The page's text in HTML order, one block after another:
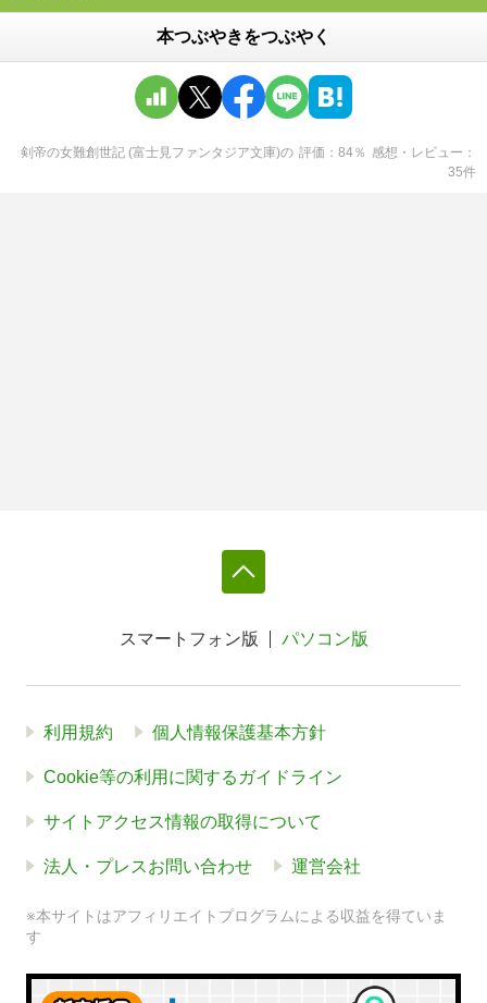
本つぶやきをつぶやく
剣帝の女難創世記 (富士見ファンタジア文庫)の 評価 84％ 感想・レビュー
35件
スマートフォン版 パソコン版
利用規約 個人情報保護基本方針
Cookie等の利用に関するガイドライン
サイトアクセス情報の取得について
法人・プレスお問い合わせ 運営会社
※本サイトはアフィリエイトプログラムによる収益を得ていま
す